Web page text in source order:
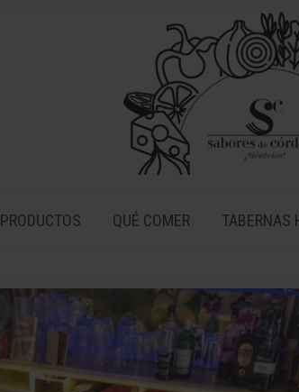
PRODUCTOS QUÉ COMER TABERNAS